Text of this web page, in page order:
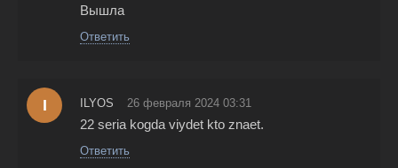
Вышла
Ответить
I ILYOS 26 февраля 2024 03:31
22 seria kogda viydet kto znaet.
Ответить